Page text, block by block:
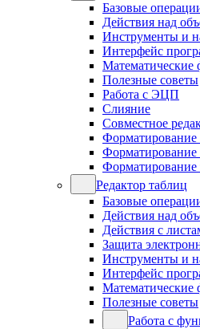
Базовые
Действия над
Инструменты и
Интерфейс
Математические
Полезные советы
Работа с ЭЦП
Слияние
Совместное
Форматирование
Форматирование
Форматирование
Редактор таблиц
Базовые
Действия над
Действия с
Защита
Инструменты и
Интерфейс
Математические
Полезные советы
Работа с